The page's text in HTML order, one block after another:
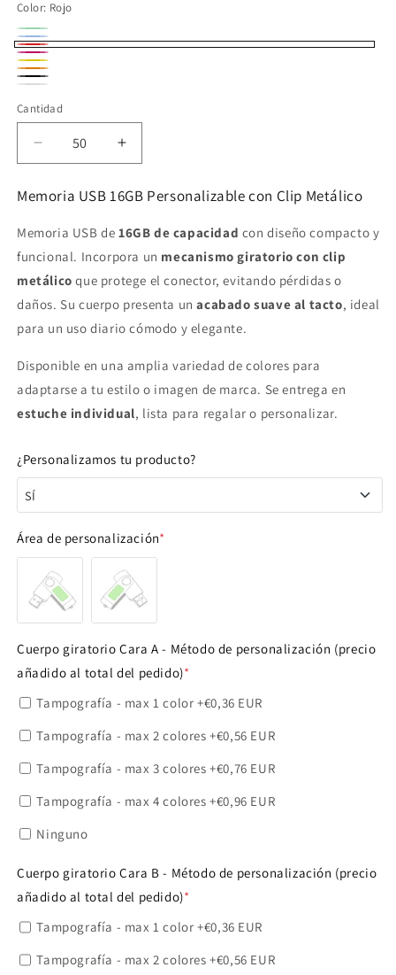
Color: Rojo
Verde
Variante
agotada
o
no
disponible
Azul
Variante
agotada
no
disponible
Rojo
rosa
Amarillo
Naranja
Negro
Cantidad
Reducir
cantidad
para
Memoria
USB
16GB
Personalizable
Aumentar
cantidad
para
Memoria
USB
16GB
Personalizable
Memoria USB 16GB Personalizable con Clip Metálico
Memoria USB de 16GB de capacidad con diseño compacto y
funcional. Incorpora un mecanismo giratorio con clip
metálico que protege el conector, evitando pérdidas o
daños. Su cuerpo presenta unacabado suave al tacto, ideal
para un uso diario cómodo y elegante.
Disponible en una amplia variedad de colores para
adaptarse a tu estilo o imagen de marca. Se entrega en
estuche individual, lista para regalar o personalizar.
¿Personalizamos tu producto?
SÍ
SÍ
NO
Área de personalización*
Cuerpo giratorio Cara A - Método de personalización (precio
añadido al total del pedido)*
Tampografía - max 1 color +€0,36 EUR
Tampografía - max 2 colores +€0,56 EUR
Tampografía - max 3 colores +€0,76 EUR
Tampografía - max 4 colores +€0,96 EUR
Ninguno
Cuerpo giratorio Cara B - Método de personalización (precio
añadido al total del pedido)*
Tampografía - max 1 color +€0,36 EUR
Tampografía - max 2 colores +€0,56 EUR